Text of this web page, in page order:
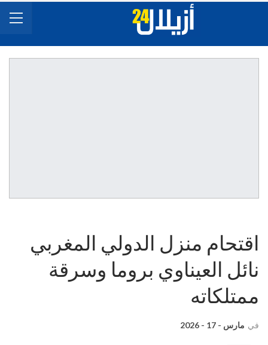
اقتحام منزل الدولي المغربي
نائل العيناوي بروما وسرقة
ممتلكاته
في مارس - 17 - 2026